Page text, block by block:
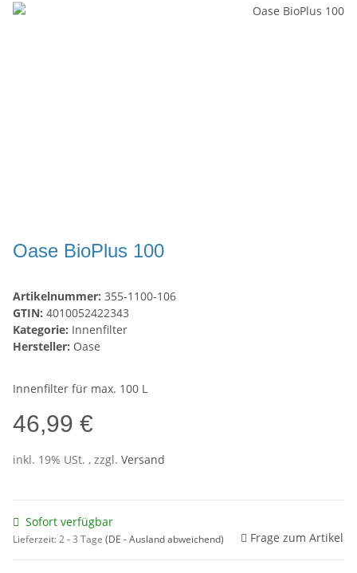
Oase BioPlus 100
Artikelnummer: 355-1100-106
GTIN: 4010052422343
Kategorie: Innenfilter
Hersteller: Oase
Innenfilter für max. 100 L
46,99 €
inkl. 19% USt. , zzgl. Versand
Sofort verfügbar
Lieferzeit:2 - 3 Tage (DE - Ausland abweichend) Frage zum Artikel